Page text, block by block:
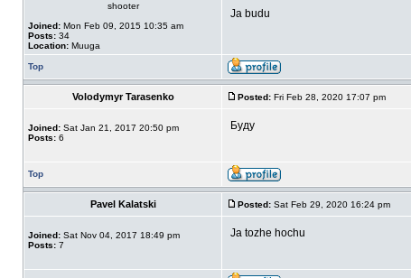
shooter
Joined: Mon Feb 09, 2015 10:35 am
Posts: 34
Location: Muuga
Ja budu
Top
Volodymyr Tarasenko Posted: Fri Feb 28, 2020 17:07 pm
Joined: Sat Jan 21, 2017 20:50 pm
Posts: 6
Буду
Top
Pavel Kalatski Posted: Sat Feb 29, 2020 16:24 pm
Joined: Sat Nov 04, 2017 18:49 pm
Posts: 7
Ja tozhe hochu